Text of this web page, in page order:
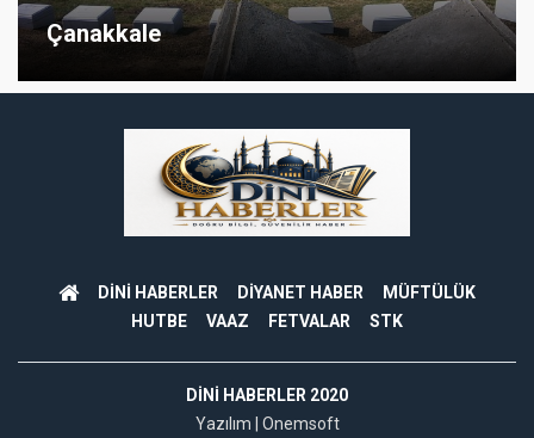
Çanakkale
DİNİ HABERLER DİYANET HABER
MÜFTÜLÜK
HUTBE
VAAZ FETVALAR STK
DINI HABERLER 2020
Yazılım | Onemsoft